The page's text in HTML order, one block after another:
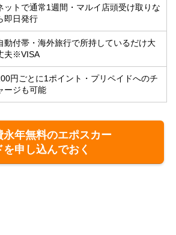
ットで通常1週間・マルイ店頭受け取りな
即日発行
動付帯・海外旅行で所持しているだけ大
夫※VISA
円ごとに1ポイント・プリペイドへのチ
ージも可能
永年無料のエポスカー
を申し込んでおく